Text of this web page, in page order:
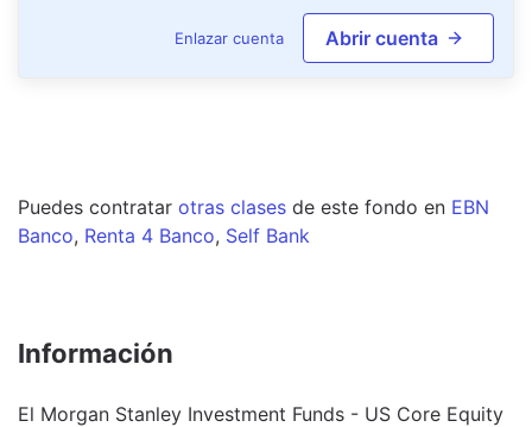
Enlazar cuenta Abrir cuenta
Puedes contratar otras clases de este fondo en EBN
Banco, Renta 4 Banco, Self Bank
Información
El Morgan Stanley Investment Funds - US Core Equity